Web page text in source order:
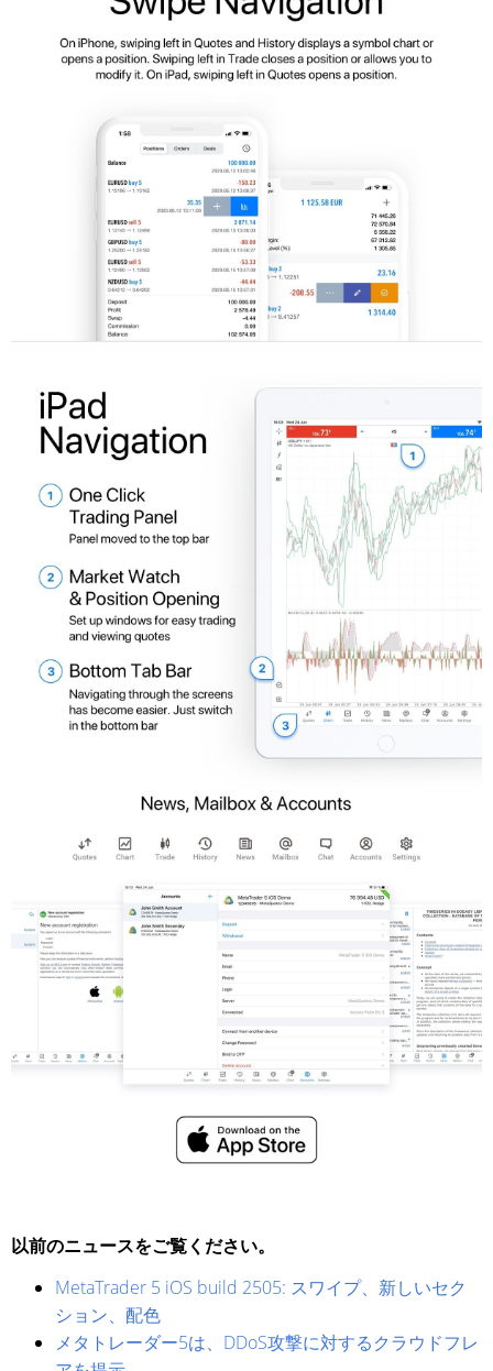
以前のニュースをご覧ください。
MetaTrader 5 iOS build 2505: スワイプ、新しいセク
ション、配色
メタトレーダー5は、DDoS攻撃に対するクラウドフレ